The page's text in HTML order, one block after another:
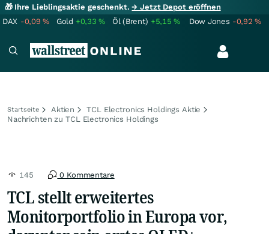
🎁 Ihre Lieblingsaktie geschenkt.→ Jetzt Depot eröffnen
DAX -0,09% Gold +0,33% Öl (Brent) +5,15% Dow Jones -0,92%
Startseite Aktien
TCL Electronics Holdings Aktie
Nachrichten zu TCL Electronics Holdings
145 0 Kommentare
TCL stellt erweitertes
Monitorportfolio in Europa vor,